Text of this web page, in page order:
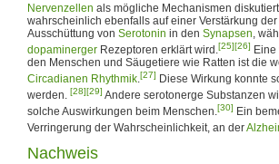
Nervenzellen als mögliche Mechanismen diskutiert
wahrscheinlich ebenfalls auf einer Verstärkung
Ausschüttung von Serotonin in den Synapsen,
dopaminerger Rezeptoren erklärt wird.[25][26]
den Menschen und Säugetiere wie Ratten ist die
Circadianen Rhythmik.[27] Diese Wirkung konnte
werden. [28][29] Andere serotonerge Substanzen
solche Auswirkungen beim Menschen.[30] Ein
Verringerung der Wahrscheinlichkeit, an der
Nachweis